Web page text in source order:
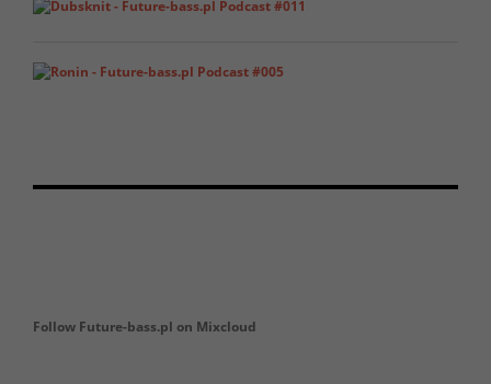
Follow Future-bass.pl on Mixcloud